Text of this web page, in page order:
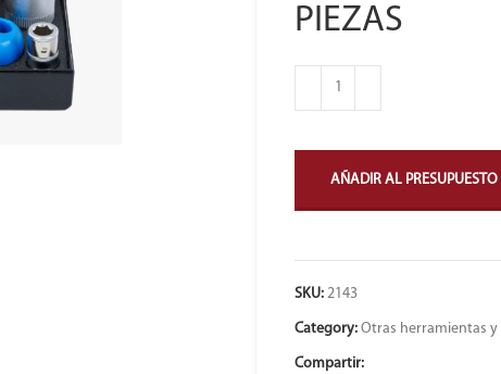
PIEZAS
AÑADIR AL PRESUPUESTO
SKU: 2143
Category: Otras herramientas y
Compartir: